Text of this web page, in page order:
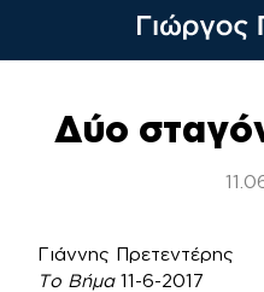
contentΔύο
Γιάννης Πρετεντέρης
Το Βήμα11-6-2017